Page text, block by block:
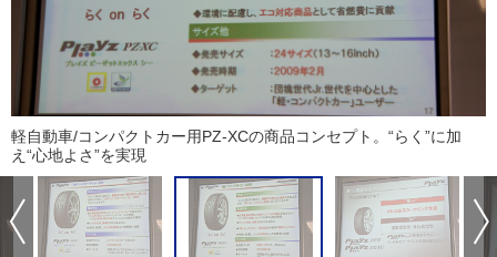
軽自動車/コンパクトカー用PZ-XCの商品コンセプト。“らく”に加
え“心地よさ”を実現